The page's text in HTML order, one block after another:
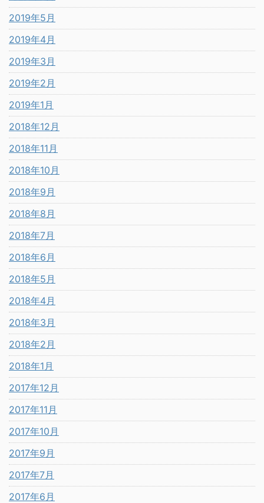
2019年5月
2019年4月
2019年3月
2019年2月
2019年1月
2018年12月
2018年11月
2018年10月
2018年9月
2018年8月
2018年7月
2018年6月
2018年5月
2018年4月
2018年3月
2018年2月
2018年1月
2017年12月
2017年11月
2017年10月
2017年9月
2017年7月
2017年6月